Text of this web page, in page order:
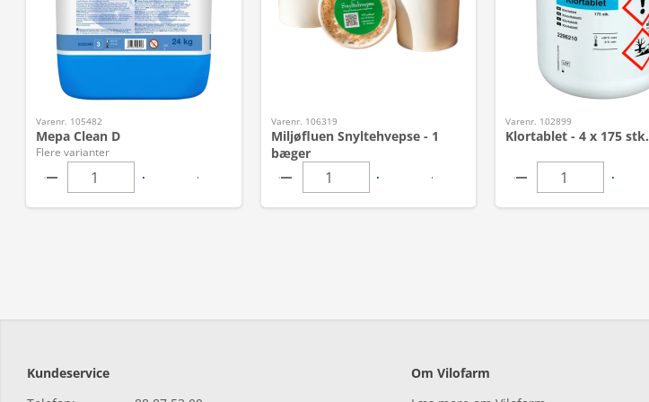
Varenr. 105482
Mepa Clean D
Flere varianter
Varenr. 106319
Miljøfluen Snyltehvepse - 1
bæger
Varenr. 102899
Klortablet - 4 x 175 stk.
Kundeservice
Om Vilofarm